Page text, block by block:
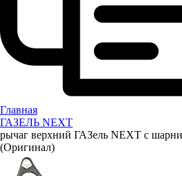
Главная
ГАЗЕЛЬ NEXT
рычаг верхний ГАЗель NEXT с
(Оригинал)